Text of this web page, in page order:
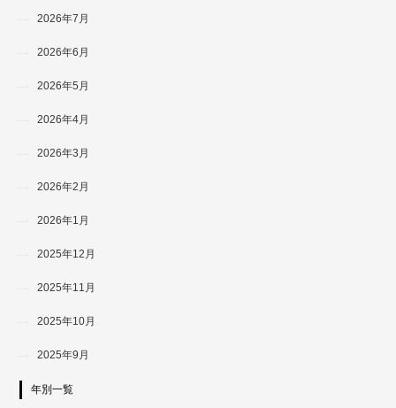
2026年7月
2026年6月
2026年5月
2026年4月
2026年3月
2026年2月
2026年1月
2025年12月
2025年11月
2025年10月
2025年9月
年別一覧